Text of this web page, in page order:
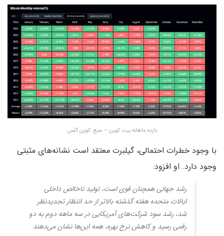
بازده ماهانه بیت کوین – منبع: کوین گلس
با وجود خطرات احتمالی، گیلبرت معتقد است نشانه‌های مثبتی
وجود دارد. او افزود:
رشد جهانی همچنان قوی است، تولید ناخالص داخلی
ایالات متحده هفته گذشته بالاتر از حد انتظار تجدیدنظر
شد، رشد سود شرکت‌های آمریکایی در سه ماهه دوم به دو
رقمی رسید و کاهش نرخ بهره، همه این‌ها نشان می‌دهند